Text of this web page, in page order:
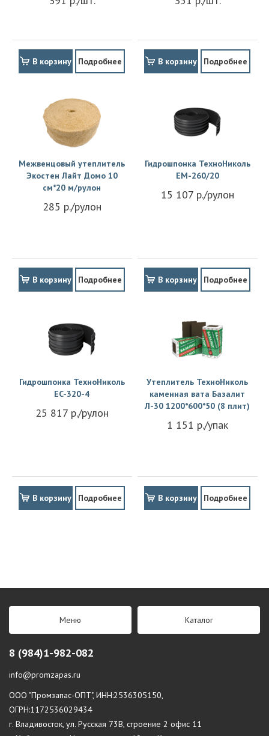
В корзину Подробнее В корзину Подробнее
Межвенцовый утеплитель
Экостен Лайт Домо 10
см*20 м/рулон
285 р./рулон
В корзину Подробнее
Гидрошпонка ТехноНиколь
EM-260/20
15 107 р./рулон
В корзину Подробнее
Гидрошпонка ТехноНиколь
EC-320-4
25 817 р./рулон
В корзину Подробнее
Утеплитель ТехноНиколь
каменная вата Базалит
Л-30 1200*600*50 (8 плит)
1 151 р./упак
В корзину Подробнее
Меню Каталог
8 (984)1-982-082
info@promzapas.ru
ООО "Промзапас-ОПТ", ИНН:2536305150,
ОГРН:1172536029434
г. Владивосток, ул. Русская 73В, строение 2 офис 11